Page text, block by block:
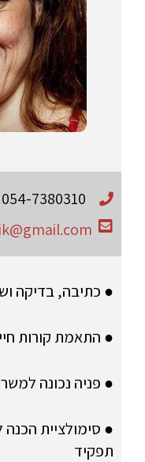
054-7380310
● כתיבה, בדיקה
● התאמת קורות
● פניה נכונה
● סימולציית הכנה
תפקיד